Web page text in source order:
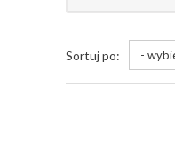
Sortuj po: